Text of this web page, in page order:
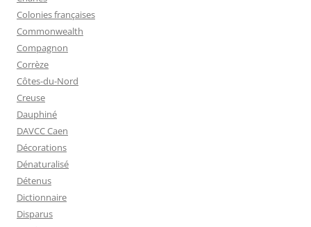
Colonies françaises
Commonwealth
Compagnon
Corrèze
Côtes-du-Nord
Creuse
Dauphiné
DAVCC Caen
Décorations
Dénaturalisé
Détenus
Dictionnaire
Disparus